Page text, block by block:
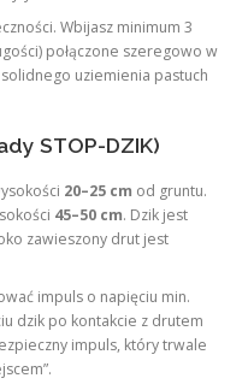
Wbijasz minimum 3
połączone szeregowo w
uziemienia pastuch
STOP-DZIK)
20–25 cm od gruntu.
45–50 cm. Dzik jest
zawieszony drut jest
impuls o napięciu min.
dzik po kontakcie z drutem
impuls, który trwale